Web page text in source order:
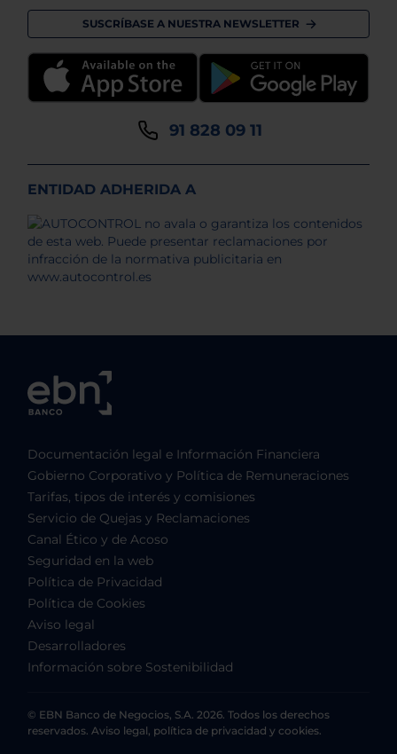
SUSCRÍBASE A NUESTRA NEWSLETTER
91 828 09 11
ENTIDAD ADHERIDA A
Documentación legal e Información Financiera
Gobierno Corporativo y Política de Remuneraciones
Tarifas, tipos de interés y comisiones
Servicio de Quejas y Reclamaciones
Canal Ético y de Acoso
Seguridad en la web
Política de Privacidad
Política de Cookies
Aviso legal
Desarrolladores
Información sobre Sostenibilidad
© EBN Banco de Negocios, S.A. 2026. Todos los derechos
reservados. Aviso legal, política de privacidad y cookies.